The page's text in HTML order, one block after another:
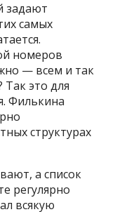
задают
самых
номеров
— всем и так
Так это для
Филькина
структурах
а список
регулярно
всякую